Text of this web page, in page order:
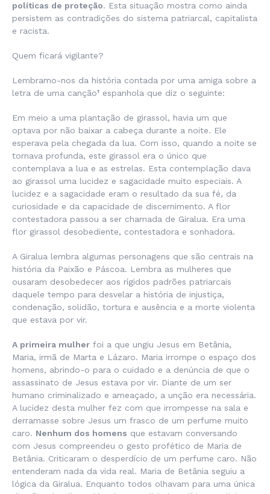
políticas de proteção. Esta situação mostra como ainda
persistem as contradições do sistema patriarcal, capitalista
e racista.
Quem ficará vigilante?
Lembramo-nos da história contada por uma amiga sobre a
letra de uma canção¹ espanhola que diz o seguinte:
Em meio a uma plantação de girassol, havia um que
optava por não baixar a cabeça durante a noite. Ele
esperava pela chegada da lua. Com isso, quando a noite se
tornava profunda, este girassol era o único que
contemplava a lua e as estrelas. Esta contemplação dava
ao girassol uma lucidez e sagacidade muito especiais. A
lucidez e a sagacidade eram o resultado da sua fé, da
curiosidade e da capacidade de discernimento. A flor
contestadora passou a ser chamada de Giralua. Era uma
flor girassol desobediente, contestadora e sonhadora.
A Giralua lembra algumas personagens que são centrais na
história da Paixão e Páscoa. Lembra as mulheres que
ousaram desobedecer aos rígidos padrões patriarcais
daquele tempo para desvelar a história de injustiça,
condenação, solidão, tortura e ausência e a morte violenta
que estava por vir.
A primeira mulher foi a que ungiu Jesus em Betânia,
Maria, irmã de Marta e Lázaro. Maria irrompe o espaço dos
homens, abrindo-o para o cuidado e a denúncia de que o
assassinato de Jesus estava por vir. Diante de um ser
humano criminalizado e ameaçado, a unção era necessária.
A lucidez desta mulher fez com que irrompesse na sala e
derramasse sobre Jesus um frasco de um perfume muito
caro. Nenhum dos homens que estavam conversando
com Jesus compreendeu o gesto profético de Maria de
Betânia. Criticaram o desperdício de um perfume caro. Não
entenderam nada da vida real. Maria de Betânia seguiu a
lógica da Giralua. Enquanto todos olhavam para uma única